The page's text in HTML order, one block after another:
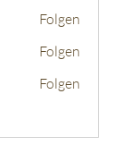
Folgen
Folgen
Folgen